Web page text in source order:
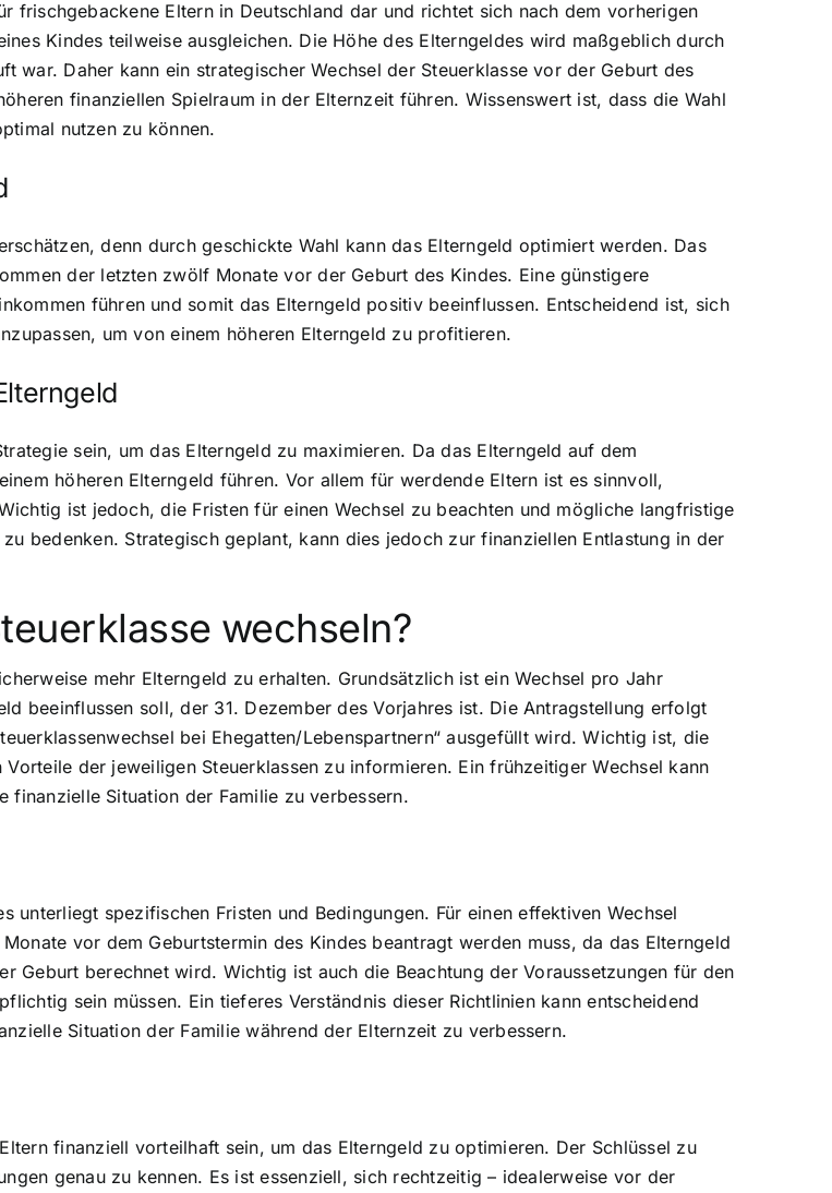
frischgebackene Eltern in Deutschland dar und richtet sich nach dem vorherigen
Kindes teilweise ausgleichen. Die Höhe des Elterngeldes wird maßgeblich durch
war. Daher kann ein strategischer Wechsel der Steuerklasse vor der Geburt des
finanziellen Spielraum in der Elternzeit führen. Wissenswert ist, dass die Wahl
nutzen zu können.
denn durch geschickte Wahl kann das Elterngeld optimiert werden. Das
der letzten zwölf Monate vor der Geburt des Kindes. Eine günstigere
führen und somit das Elterngeld positiv beeinflussen. Entscheidend ist, sich
um von einem höheren Elterngeld zu profitieren.
sein, um das Elterngeld zu maximieren. Da das Elterngeld auf dem
höheren Elterngeld führen. Vor allem für werdende Eltern ist es sinnvoll,
ist jedoch, die Fristen für einen Wechsel zu beachten und mögliche langfristige
bedenken. Strategisch geplant, kann dies jedoch zur finanziellen Entlastung in der
wechseln?
mehr Elterngeld zu erhalten. Grundsätzlich ist ein Wechsel pro Jahr
beeinflussen soll, der 31. Dezember des Vorjahres ist. Die Antragstellung erfolgt
bei Ehegatten/Lebenspartnern“ ausgefüllt wird. Wichtig ist, die
der jeweiligen Steuerklassen zu informieren. Ein frühzeitiger Wechsel kann
Situation der Familie zu verbessern.
unterliegt spezifischen Fristen und Bedingungen. Für einen effektiven Wechsel
vor dem Geburtstermin des Kindes beantragt werden muss, da das Elterngeld
Geburt berechnet wird. Wichtig ist auch die Beachtung der Voraussetzungen für den
sein müssen. Ein tieferes Verständnis dieser Richtlinien kann entscheidend
Situation der Familie während der Elternzeit zu verbessern.
finanziell vorteilhaft sein, um das Elterngeld zu optimieren. Der Schlüssel zu
genau zu kennen. Es ist essenziell, sich rechtzeitig – idealerweise vor der